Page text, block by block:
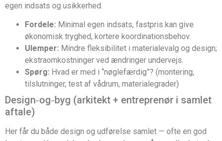
egen indsats og usikkerhed.
Fordele: Minimal egen indsats, fastpris kan give
økonomisk tryghed, kortere koordinationsbehov.
Ulemper: Mindre fleksibilitet i materialevalg og design;
ekstraomkostninger ved ændringer undervejs.
Spørg: Hvad er med i “nøglefærdig”? (montering,
tilslutninger, test af vådrum, materialegrader)
Design‑og‑byg (arkitekt + entreprenør i samlet
aftale)
Her får du både design og udførelse samlet — ofte en god